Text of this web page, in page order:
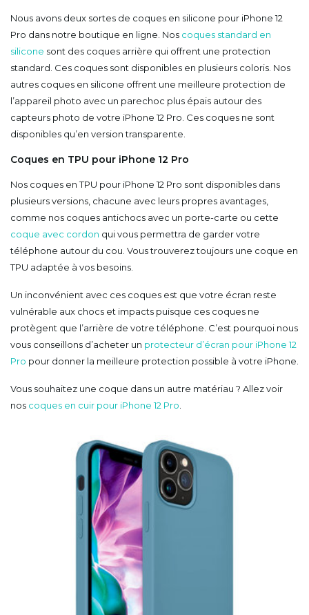
Nous avons deux sortes de coques en silicone pour iPhone 12
Pro dans notre boutique en ligne. Nos coques standard en
silicone sont des coques arrière qui offrent une protection
standard. Ces coques sont disponibles en plusieurs coloris. Nos
autres coques en silicone offrent une meilleure protection de
l’appareil photo avec un parechoc plus épais autour des
capteurs photo de votre iPhone 12 Pro. Ces coques ne sont
disponibles qu’en version transparente.
Coques en TPU pour iPhone 12 Pro
Nos coques en TPU pour iPhone 12 Pro sont disponibles dans
plusieurs versions, chacune avec leurs propres avantages,
comme nos coques antichocs avec un porte-carte ou cette
coque avec cordon qui vous permettra de garder votre
téléphone autour du cou. Vous trouverez toujours une coque en
TPU adaptée à vos besoins.
Un inconvénient avec ces coques est que votre écran reste
vulnérable aux chocs et impacts puisque ces coques ne
protègent que l’arrière de votre téléphone. C’est pourquoi nous
vous conseillons d’acheter un protecteur d’écran pour iPhone 12
Pro pour donner la meilleure protection possible à votre iPhone.
Vous souhaitez une coque dans un autre matériau ? Allez voir
nos coques en cuir pour iPhone 12 Pro